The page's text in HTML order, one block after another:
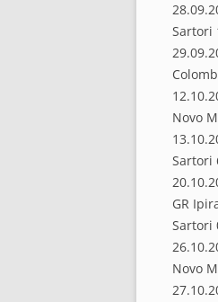
Sartori
Novo
Sartori
GR
Sartori
Novo